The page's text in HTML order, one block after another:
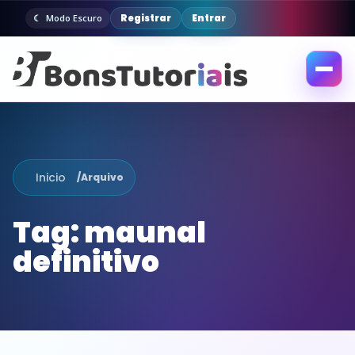
Modo Escuro Registrar Entrar
Abrir
Inicio /Arquivo
Tag:maunal
definitivo